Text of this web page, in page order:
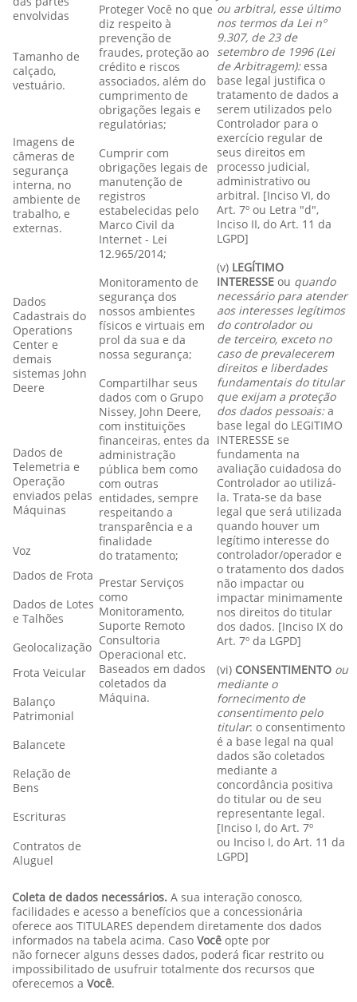
Proteger Você no que
diz respeito à
prevenção de
fraudes, proteção ao
crédito e riscos
associados, além do
cumprimento de
obrigações legais e
regulatórias;
Cumprir com
obrigações legais de
manutenção de
registros
estabelecidas pelo
Marco Civil da
Internet - Lei
12.965/2014;
Monitoramento de
segurança dos
nossos ambientes
físicos e virtuais em
prol da sua e da
nossa segurança;
Compartilhar seus
dados com o Grupo
Nissey, John Deere,
com instituições
financeiras, entes da
administração
pública bem como
com outras
entidades, sempre
respeitando a
transparência e a
finalidade
do tratamento;
Prestar Serviços
como
Monitoramento,
Suporte Remoto
Consultoria
Operacional etc.
Baseados em dados
coletados da
Máquina.
ou arbitral, esse último
nos termos da Lei nº
9.307, de 23 de
setembro de 1996 (Lei
de Arbitragem):essa
base legal justifica o
tratamento de dados a
serem utilizados pelo
Controlador para o
exercício regular de
seus direitos em
processo judicial,
administrativo ou
arbitral. [Inciso VI, do
Art. 7º ou Letra "d",
Inciso II, do Art. 11 da
LGPD]
(v) LEGÍTIMO
INTERESSE ou quando
necessário para atender
aos interesses legítimos
do controlador ou
de terceiro, exceto no
caso de prevalecerem
direitos e liberdades
fundamentais do titular
que exijam a proteção
dos dados pessoais:a
base legal do LEGITIMO
INTERESSE se
fundamenta na
avaliação cuidadosa do
Controlador ao utilizá-
la. Trata-se da base
legal que será utilizada
quando houver um
legítimo interesse do
controlador/operador e
o tratamento dos dados
não impactar ou
impactar minimamente
nos direitos do titular
dos dados. [Inciso IX do
Art. 7º da LGPD]
(vi) CONSENTIMENTO ou
mediante o
fornecimento de
consentimento pelo
titular: o consentimento
é a base legal na qual
dados são coletados
mediante a
concordância positiva
do titular ou de seu
representante legal.
[Inciso I, do Art. 7º
ou Inciso I, do Art. 11 da
LGPD]
envolvidas
Tamanho de
calçado,
vestuário.
Imagens de
câmeras de
segurança
interna, no
ambiente de
trabalho, e
externas.
Dados
Cadastrais do
Operations
Center e
demais
sistemas John
Deere
Dados de
Telemetria e
Operação
enviados pelas
Máquinas
Voz
Dados de Frota
Dados de Lotes
e Talhões
Geolocalização
Frota Veicular
Balanço
Patrimonial
Balancete
Relação de
Bens
Escrituras
Contratos de
Aluguel
Coleta de dados necessários. A sua interação conosco,
facilidades e acesso a benefícios que a concessionária
oferece aos TITULARES dependem diretamente dos dados
informados na tabela acima. Caso Você opte por
não fornecer alguns desses dados, poderá ficar restrito ou
impossibilitado de usufruir totalmente dos recursos que
oferecemos a Você.